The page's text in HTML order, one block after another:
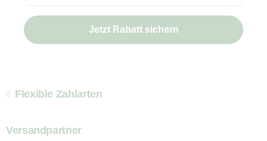
Jetzt Rabatt sichern
Flexible Zahlarten
Versandpartner